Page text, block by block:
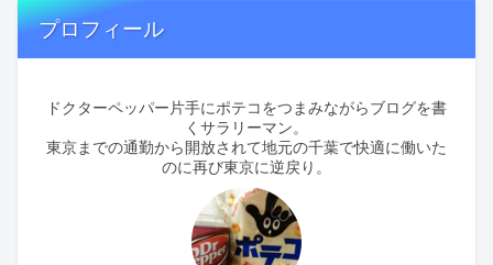
プロフィール
ドクターペッパー片手にポテコをつまみながらブログを書
くサラリーマン。
東京までの通勤から開放されて地元の千葉で快適に働いた
のに再び東京に逆戻り。